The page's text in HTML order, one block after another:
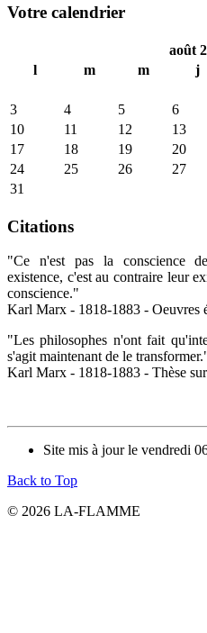
Votre calendrier
août
l
m m j
3
4 5 6
10
11 12 13
17
18 19 20
24
25 26 27
31
Citations
"Ce n'est pas la conscience
existence, c'est au contraire leur
conscience."
Karl Marx - 1818-1883 - Oeuvres
"Les philosophes n'ont fait
s'agit maintenant de le
Karl Marx - 1818-1883 - Thèse
Site mis à jour le vendredi
Back to Top
© 2026 LA-FLAMME